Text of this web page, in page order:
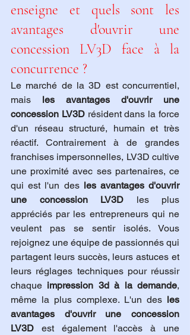
enseigne et quels sont les
avantages d'ouvrir une
concession LV3D face à la
concurrence ?
Le marché de la 3D est concurrentiel,
mais les avantages d'ouvrir une
concession LV3D résident dans la force
d'un réseau structuré, humain et très
réactif. Contrairement à de grandes
franchises impersonnelles, LV3D cultive
une proximité avec ses partenaires, ce
qui est l'un des les avantages d'ouvrir
une concession LV3D les plus
appréciés par les entrepreneurs qui ne
veulent pas se sentir isolés. Vous
rejoignez une équipe de passionnés qui
partagent leurs succès, leurs astuces et
leurs réglages techniques pour réussir
chaque impression 3d à la demande,
même la plus complexe. L'un des les
avantages d'ouvrir une concession
LV3D est également l'accès à une